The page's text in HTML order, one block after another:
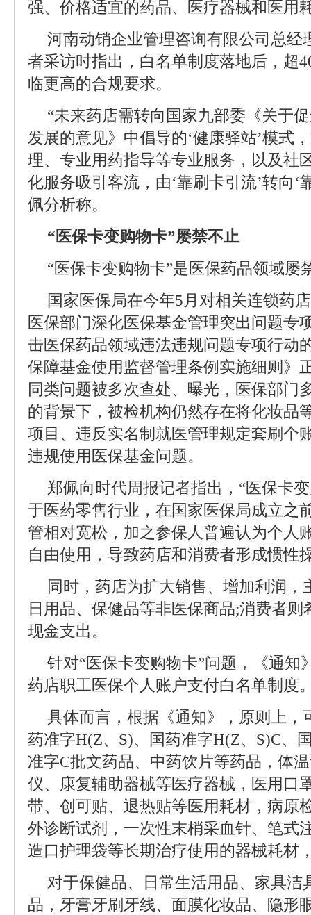
强、价格适宜的药品、医疗器械和医用
河南动销企业管理咨询有限公司总经
者采访时指出，白名单制度落地后，超
临更高的合规要求。
“未来药店需转向国家九部委《关于
发展的意见》中倡导的‘健康驿站’模式
理、专业用药指导等专业服务，以及社
化服务吸引客流，由‘靠刷卡引流’转向‘
佩分析称。
“医保卡变购物卡”屡禁不止
“医保卡变购物卡”是医保药品领域屡
国家医保局在今年5月对相关连锁药
医保部门深化医保基金管理突出问题专
击医保药品领域违法违规问题专项行动
保障基金使用监督管理条例实施细则》
同类问题被多次查处、曝光，医保部门
的背景下，被检机构仍然存在将化妆品
项目、违反实名制就医管理规定套刷个
违规使用医保基金问题。
郑佩向时代周报记者指出，“医保卡
于医药零售行业，在国家医保局成立之
管相对宽松，加之参保人普遍认为个人
自由使用，导致药店和消费者形成惯性
同时，药店为扩大销售、增加利润，
日用品、保健品等非医保商品;消费者
现金支出。
针对“医保卡变购物卡”问题，《通知
药店职工医保个人账户支付白名单制度
具体而言，根据《通知》，原则上，
药准字H(Z、S)、国药准字H(Z、S)C、
准字C批文药品、中药饮片等药品，体
仪、康复辅助器械等医疗器械，医用口
带、创可贴、退热贴等医用耗材，病原
外诊断试剂，一次性末梢采血针、笔式
造口护理袋等长期治疗使用的器械耗材
对于保健品、日常生活用品、家具洁
品，牙膏牙刷牙线、面膜化妆品、隐形